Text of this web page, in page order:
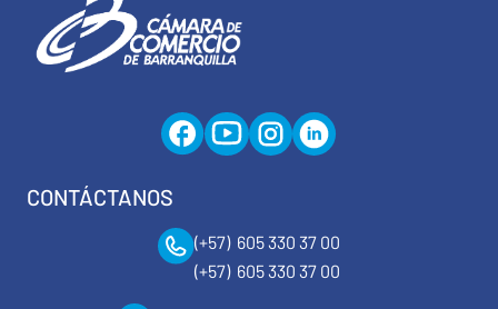
CONTÁCTANOS
(+57) 605 330 37 00
(+57) 605 330 37 00